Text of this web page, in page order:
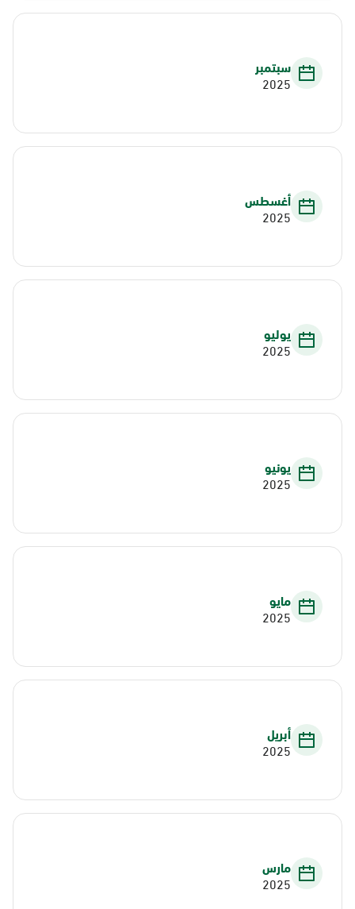
سبتمبر
2025
أغسطس
2025
يوليو
2025
يونيو
2025
مايو
2025
أبريل
2025
مارس
2025